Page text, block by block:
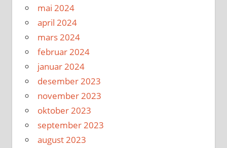
mai 2024
april 2024
mars 2024
februar 2024
januar 2024
desember 2023
november 2023
oktober 2023
september 2023
august 2023